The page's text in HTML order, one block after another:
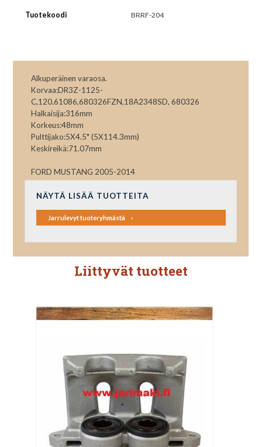
Tuotekoodi BRRF-204
Alkuperäinen varaosa.
Korvaa:DR3Z-1125-
C,120.61086,680326FZN,18A2348SD, 680326
Halkaisija:316mm
Korkeus:48mm
Pulttijako:5X4.5" (5X114.3mm)
Keskireikä:71.07mm
FORD MUSTANG 2005-2014
NÄYTÄ LISÄÄ TUOTTEITA
Jarrulevyt tuoteryhmästä
Liittyvät tuotteet